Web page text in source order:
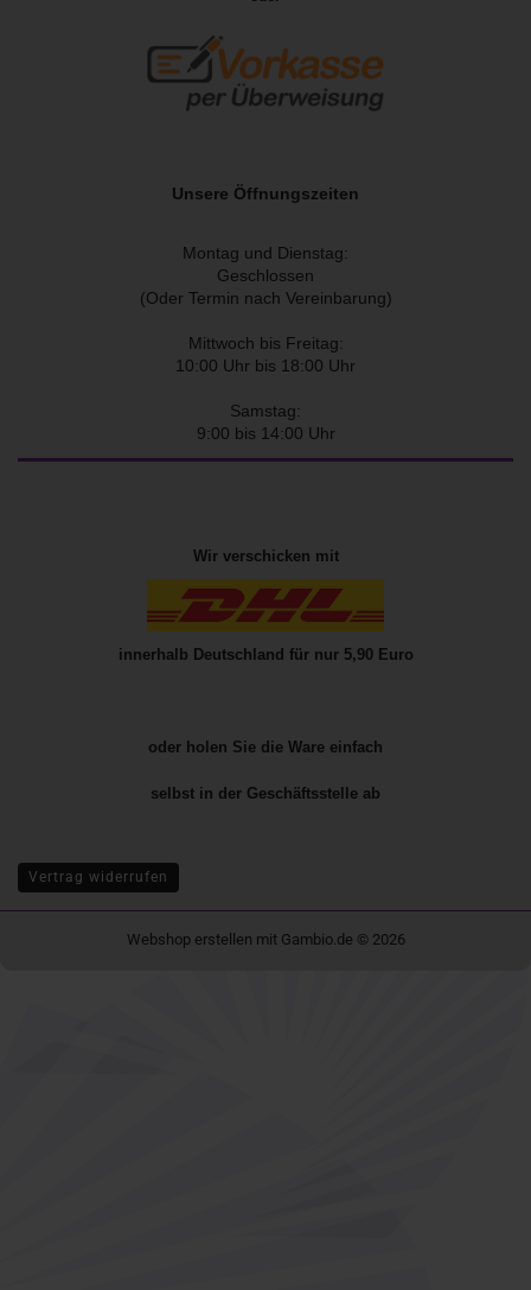
Unsere Öffnungszeiten
Montag und Dienstag:
Geschlossen
(Oder Termin nach Vereinbarung)
Mittwoch bis Freitag:
10:00 Uhr bis 18:00 Uhr
Samstag:
9:00 bis 14:00 Uhr
Wir verschicken mit
innerhalb Deutschland für nur 5,90 Euro
oder holen Sie die Ware einfach
selbst in der Geschäftsstelle ab
Vertrag widerrufen
Webshop erstellen mit Gambio.de © 2026